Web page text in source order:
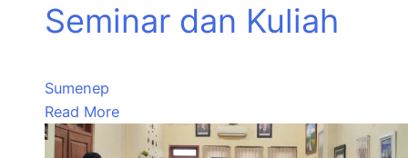
Seminar dan Kuliah
Sumenep
Read More